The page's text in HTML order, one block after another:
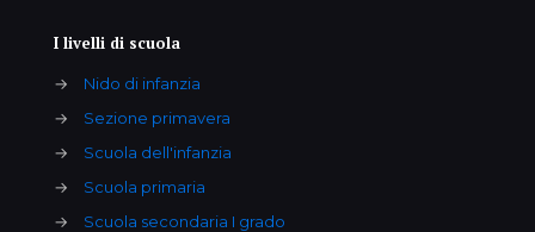
I livelli di scuola
→
Nido di infanzia
→
Sezione primavera
→
Scuola dell'infanzia
→
Scuola primaria
→
Scuola secondaria I grado